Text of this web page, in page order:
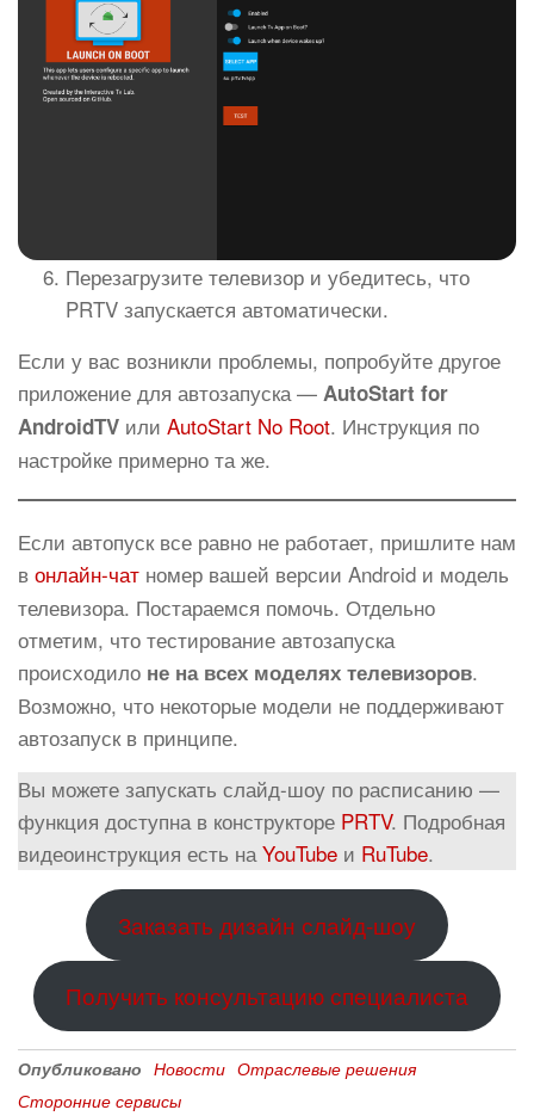
Перезагрузите телевизор и убедитесь, что
PRTV запускается автоматически.
Если у вас возникли проблемы, попробуйте другое
приложение для автозапуска — AutoStart for
AndroidTV или AutoStart No Root. Инструкция по
настройке примерно та же.
Если автопуск все равно не работает, пришлите нам
в онлайн-чат номер вашей версии Android и модель
телевизора. Постараемся помочь. Отдельно
отметим, что тестирование автозапуска
происходило не на всех моделях телевизоров.
Возможно, что некоторые модели не поддерживают
автозапуск в принципе.
Вы можете запускать слайд-шоу по расписанию —
функция доступна в конструкторе PRTV. Подробная
видеоинструкция есть наYouTube и RuTube.
Заказать дизайн слайд-шоу
Получить консультацию специалиста
Опубликовано Новости Отраслевые решения
Сторонние сервисы